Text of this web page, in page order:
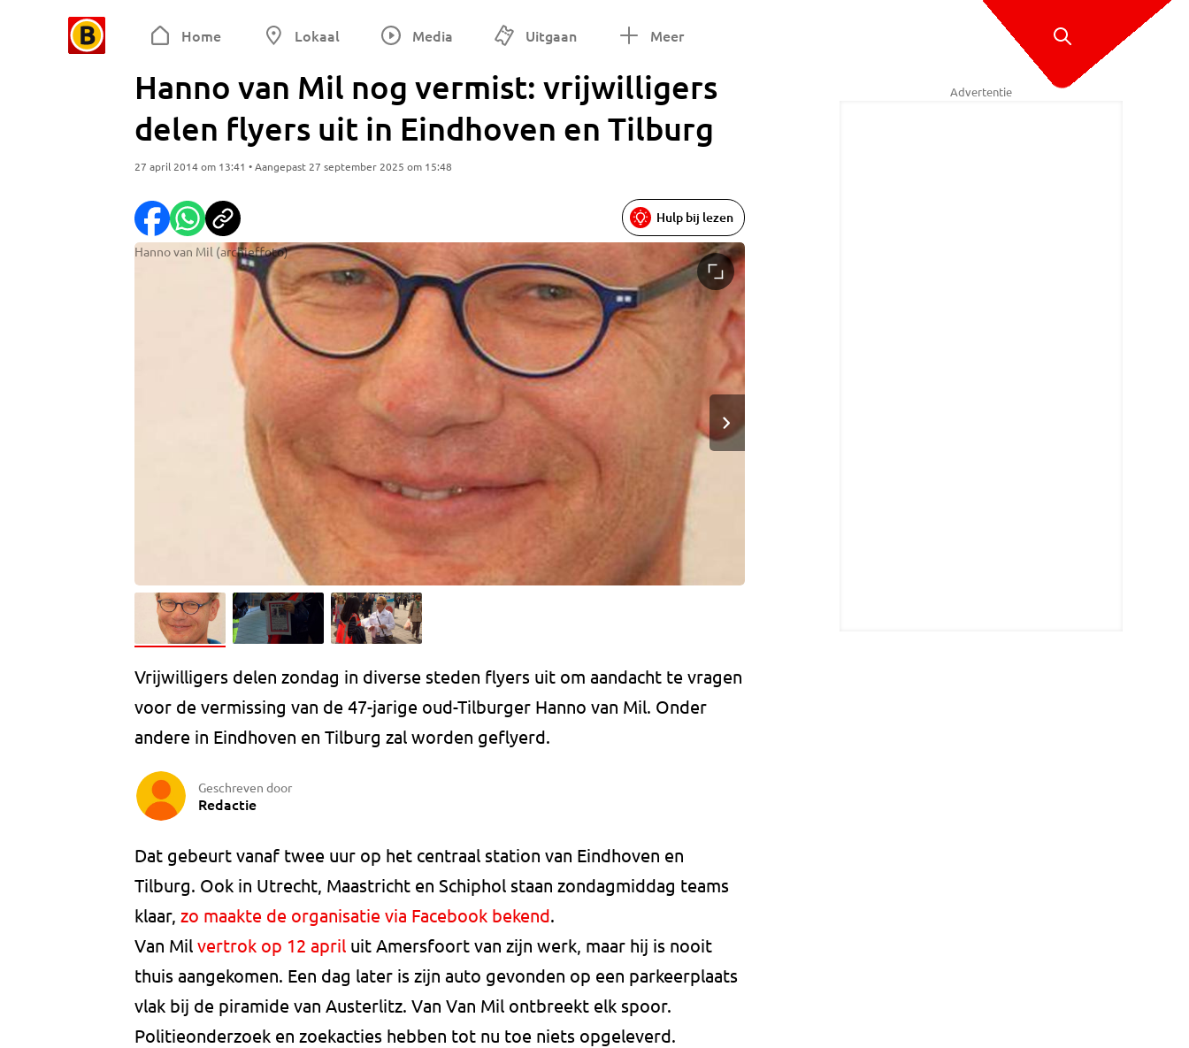
Home Lokaal Media Uitgaan Meer
Hanno van Mil nog vermist: vrijwilligers
delen flyers uit in Eindhoven en Tilburg
27 april 2014 om 13:41 • Aangepast 27 september 2025 om 15:48
Hanno van Mil (archieffoto)
Hulp bij lezen
Vrijwilligers delen zondag in diverse steden flyers uit om aandacht te vragen
voor de vermissing van de 47-jarige oud-Tilburger Hanno van Mil. Onder
andere in Eindhoven en Tilburg zal worden geflyerd.
Geschreven door
Redactie
Dat gebeurt vanaf twee uur op het centraal station van Eindhoven en
Tilburg. Ook in Utrecht, Maastricht en Schiphol staan zondagmiddag teams
klaar, zo maakte de organisatie via Facebook bekend.
Van Mil vertrok op 12 april uit Amersfoort van zijn werk, maar hij is nooit
thuis aangekomen. Een dag later is zijn auto gevonden op een parkeerplaats
vlak bij de piramide van Austerlitz. Van Van Mil ontbreekt elk spoor.
Politieonderzoek en zoekacties hebben tot nu toe niets opgeleverd.
Advertentie